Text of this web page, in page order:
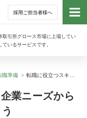
採用ご担当者様へ
取引所グロース市場に上場してい
いるサービスです。
トッ
職準備
業ニーズから